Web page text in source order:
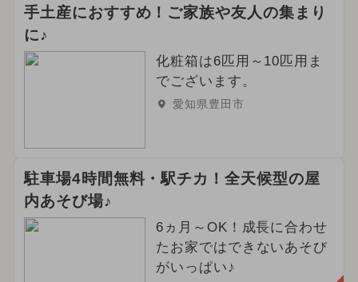
手土産におすすめ！ご家族や友人の集まり
に♪
化粧箱は6匹用～10匹用ま
でございます。
愛知県豊田市
駐車場4時間無料・駅チカ！全天候型の屋
内あそび場♪
6ヵ月～OK！成長に合わせ
たお家ではできないあそび
がいっぱい♪